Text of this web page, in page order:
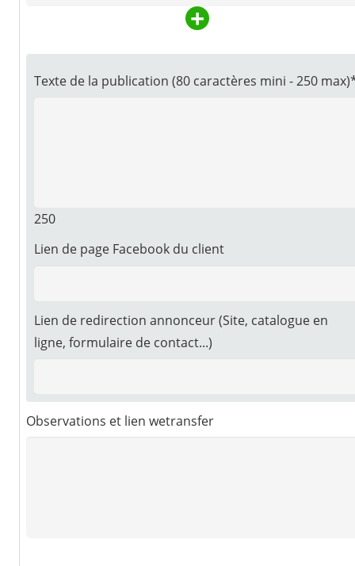
+
Texte de la publication (80 caractères mini - 250
250
Lien de page Facebook du client
Lien de redirection annonceur (Site, catalogue en
ligne, formulaire de contact...)
Observations et lien wetransfer